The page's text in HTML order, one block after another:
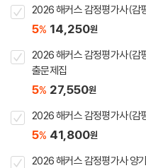
2026 해커스 감정평가사(감
5% 14,250원
2026 해커스 감정평가사(감
출문제집
5% 27,550원
2026 해커스 감정평가사(감
5% 41,800원
2026 해커스 감정평가사 양